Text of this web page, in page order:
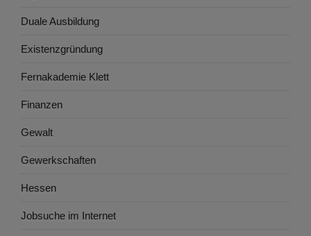
Duale Ausbildung
Existenzgründung
Fernakademie Klett
Finanzen
Gewalt
Gewerkschaften
Hessen
Jobsuche im Internet